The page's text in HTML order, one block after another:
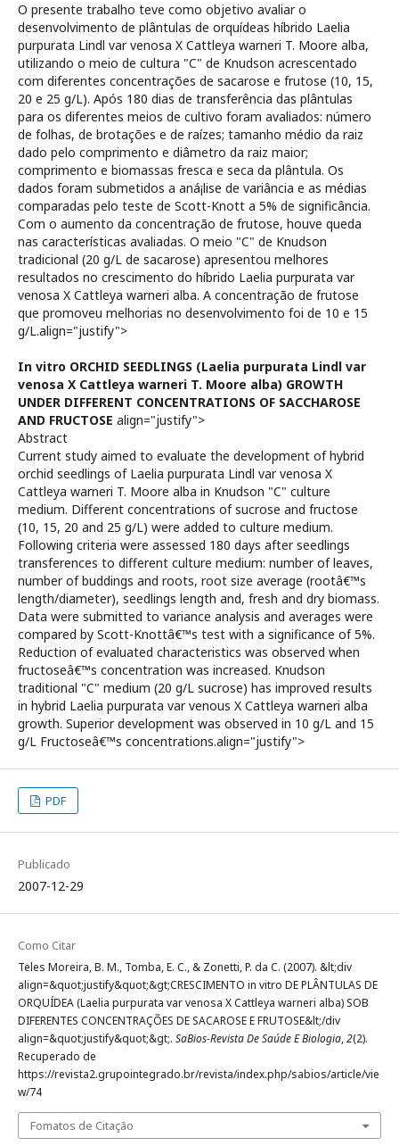
O presente trabalho teve como objetivo avaliar o
desenvolvimento de plântulas de orquí­deas hí­brido Laelia
purpurata Lindl var venosa X Cattleya warneri T. Moore alba,
utilizando o meio de cultura "C" de Knudson acrescentado
com diferentes concentrações de sacarose e frutose (10, 15,
20 e 25 g/L). Após 180 dias de transferência das plântulas
para os diferentes meios de cultivo foram avaliados: número
de folhas, de brotações e de raí­zes; tamanho médio da raiz
dado pelo comprimento e diâmetro da raiz maior;
comprimento e biomassas fresca e seca da plântula. Os
dados foram submetidos a aná¡lise de variância e as médias
comparadas pelo teste de Scott-Knott a 5% de significância.
Com o aumento da concentração de frutose, houve queda
nas caracterí­sticas avaliadas. O meio "C" de Knudson
tradicional (20 g/L de sacarose) apresentou melhores
resultados no crescimento do hí­brido Laelia purpurata var
venosa X Cattleya warneri alba. A concentração de frutose
que promoveu melhorias no desenvolvimento foi de 10 e 15
g/L.align="justify">
In vitro ORCHID SEEDLINGS (Laelia purpurata Lindl var
venosa X Cattleya warneri T. Moore alba) GROWTH
UNDER DIFFERENT CONCENTRATIONS OF SACCHAROSE
AND FRUCTOSE align="justify">
Abstract
Current study aimed to evaluate the development of hybrid
orchid seedlings of Laelia purpurata Lindl var venosa X
Cattleya warneri T. Moore alba in Knudson "C" culture
medium. Different concentrations of sucrose and fructose
(10, 15, 20 and 25 g/L) were added to culture medium.
Following criteria were assessed 180 days after seedlings
transferences to different culture medium: number of leaves,
number of buddings and roots, root size average (rootâ€™s
length/diameter), seedlings length and, fresh and dry biomass.
Data were submitted to variance analysis and averages were
compared by Scott-Knottâ€™s test with a significance of 5%.
Reduction of evaluated characteristics was observed when
fructoseâ€™s concentration was increased. Knudson
traditional "C" medium (20 g/L sucrose) has improved results
in hybrid Laelia purpurata var venous X Cattleya warneri alba
growth. Superior development was observed in 10 g/L and 15
g/L Fructoseâ€™s concentrations.align="justify">
PDF
Publicado
2007-12-29
Como Citar
Teles Moreira, B. M., Tomba, E. C., & Zonetti, P. da C. (2007). &lt;div
align=&quot;justify&quot;&gt;CRESCIMENTO in vitro DE PLÂNTULAS DE
ORQUÍDEA (Laelia purpurata var venosa X Cattleya warneri alba) SOB
DIFERENTES CONCENTRAÇÕES DE SACAROSE E FRUTOSE&lt;/div
align=&quot;justify&quot;&gt;. SaBios-Revista De Saúde E Biologia,2(2).
Recuperado de
https://revista2.grupointegrado.br/revista/index.php/sabios/article/vie
w/74
Fomatos de Citação